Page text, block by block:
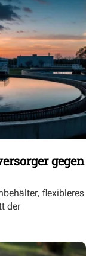
gegen
flexibleres
der